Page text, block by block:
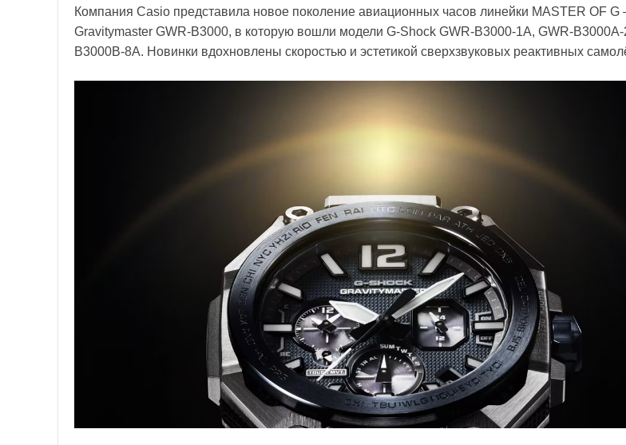
Компания Casio представила новое поколение авиационных часов линейки MASTER OF G
Gravitymaster GWR-B3000, в которую вошли модели G-Shock GWR-B3000-1A, GWR-B3000A-
B3000B-8A. Новинки вдохновлены скоростью и эстетикой сверхзвуковых реактивных